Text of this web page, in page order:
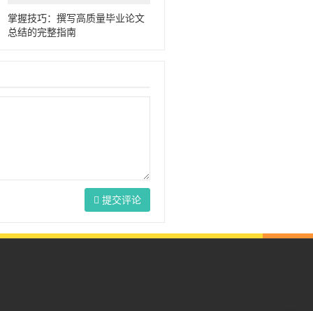
掌握技巧：撰写高质量毕业论文
总结的完整指南
提交评论